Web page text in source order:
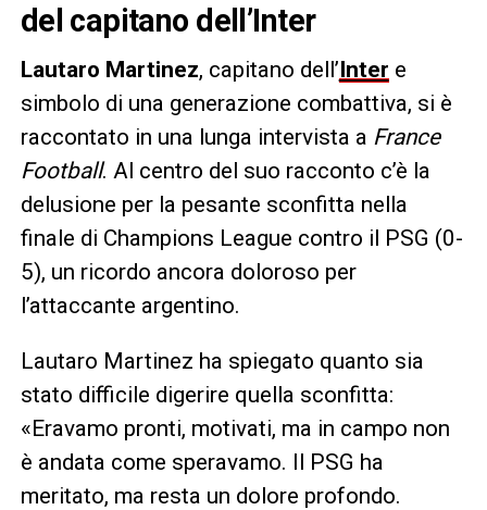
del capitano dell’Inter
Lautaro Martinez, capitano dell’Inter e
simbolo di una generazione combattiva, si è
raccontato in una lunga intervista a France
Football. Al centro del suo racconto c’è la
delusione per la pesante sconfitta nella
finale di Champions League contro il PSG (0-
5), un ricordo ancora doloroso per
l’attaccante argentino.
Lautaro Martinez ha spiegato quanto sia
stato difficile digerire quella sconfitta:
«Eravamo pronti, motivati, ma in campo non
è andata come speravamo. Il PSG ha
meritato, ma resta un dolore profondo.